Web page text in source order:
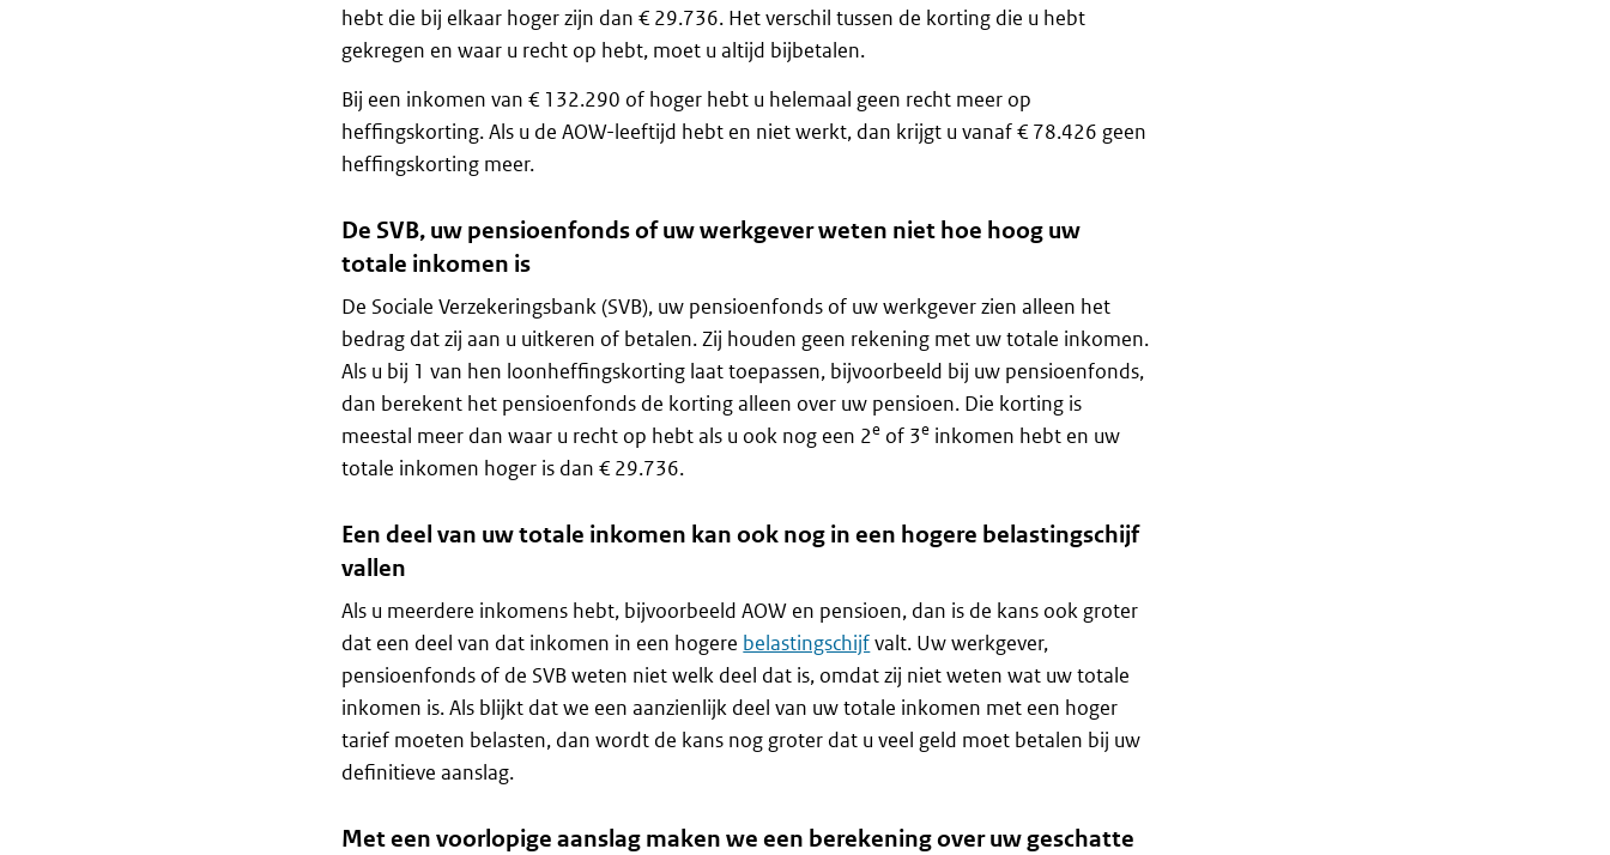
hebt die bij elkaar hoger zijn dan € 29.736. Het verschil tussen de korting die u hebt
gekregen en waar u recht op hebt, moet u altijd bijbetalen.
Bij een inkomen van € 132.290 of hoger hebt u helemaal geen recht meer op
heffingskorting. Als u de AOW-leeftijd hebt en niet werkt, dan krijgt u vanaf € 78.426 geen
heffingskorting meer.
De SVB, uw pensioenfonds of uw werkgever weten niet hoe hoog uw
totale inkomen is
De Sociale Verzekeringsbank (SVB), uw pensioenfonds of uw werkgever zien alleen het
bedrag dat zij aan u uitkeren of betalen. Zij houden geen rekening met uw totale inkomen.
Als u bij 1 van hen loonheffingskorting laat toepassen, bijvoorbeeld bij uw pensioenfonds,
dan berekent het pensioenfonds de korting alleen over uw pensioen. Die korting is
meestal meer dan waar u recht op hebt als u ook nog een 2e of 3e inkomen hebt en uw
totale inkomen hoger is dan € 29.736.
Een deel van uw totale inkomen kan ook nog in een hogere belastingschijf
vallen
Als u meerdere inkomens hebt, bijvoorbeeld AOW en pensioen, dan is de kans ook groter
dat een deel van dat inkomen in een hogere belastingschijfvalt. Uw werkgever,
pensioenfonds of de SVB weten niet welk deel dat is, omdat zij niet weten wat uw totale
inkomen is. Als blijkt dat we een aanzienlijk deel van uw totale inkomen met een hoger
tarief moeten belasten, dan wordt de kans nog groter dat u veel geld moet betalen bij uw
definitieve aanslag.
Met een voorlopige aanslag maken we een berekening over uw geschatte